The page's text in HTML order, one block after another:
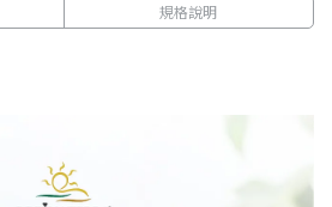
規格說明